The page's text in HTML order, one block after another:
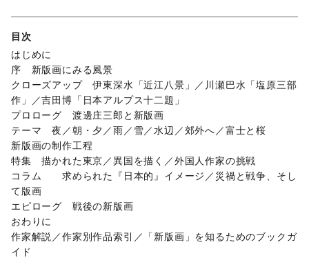
目次
はじめに
序 新版画にみる風景
クローズアップ 伊東深水「近江八景」／川瀬巴水「塩原三部
作」／吉田博「日本アルプス十二題」
プロローグ 渡邊庄三郎と新版画
テーマ 夜／朝・夕／雨／雪／水辺／郊外へ／富士と桜
新版画の制作工程
特集 描かれた東京／異国を描く／外国人作家の挑戦
コラム 求められた『日本的』イメージ／災禍と戦争、そし
て版画
エピローグ 戦後の新版画
おわりに
作家解説／作家別作品索引／「新版画」を知るためのブックガ
イド